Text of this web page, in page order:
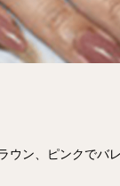
ウン、ピンクでバ